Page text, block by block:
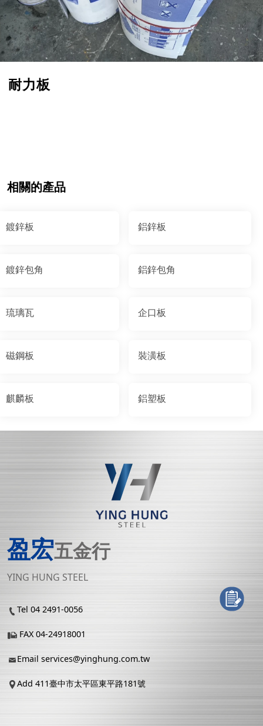
耐力板
相關的產品
鍍鋅板 鋁鋅板
鍍鋅包角 鋁鋅包角
琉璃瓦 企口板
磁鋼板 裝潢板
麒麟板 鋁塑板
盈宏五金行
YING HUNG STEEL
Tel 04 2491-0056
FAX 04-24918001
Email services@yinghung.com.tw
Add 411臺中市太平區東平路181號